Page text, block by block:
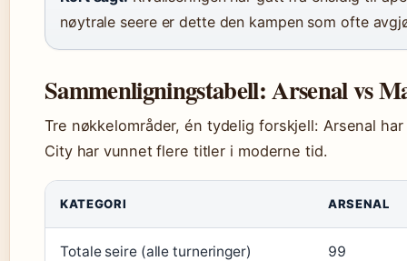
nøytrale seere er dette den kampen som ofte
Sammenligningstabell: Arsenal vs
Tre nøkkelområder, én tydelig forskjell: Arsenal
City har vunnet flere titler i moderne tid.
KATEGORI ARSENAL
Totale seire (alle turneringer) 99